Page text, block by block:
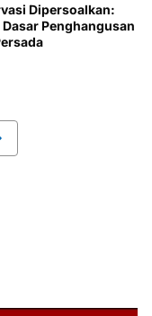
Dipersoalkan:
Penghangusan